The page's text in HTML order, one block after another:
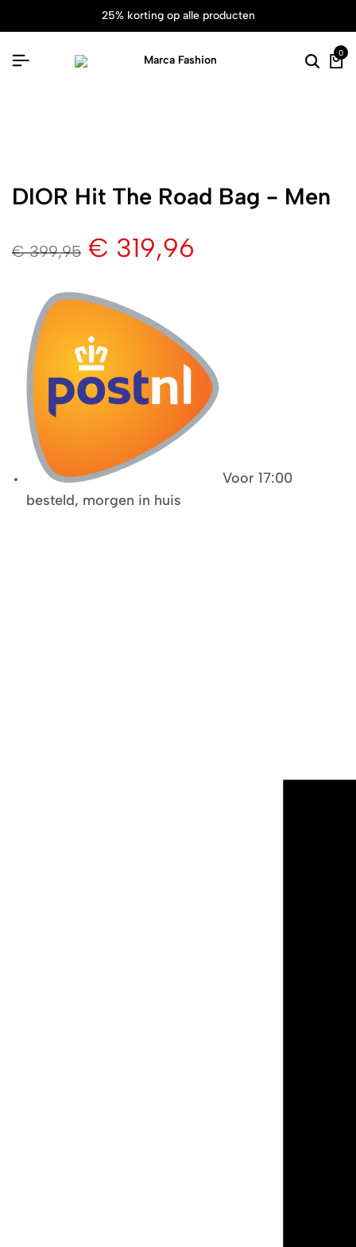
25% korting op alle producten
0
DIOR Hit The Road Bag - Men
€399,95 € 319,96
Voor 17:00
besteld, morgen in huis